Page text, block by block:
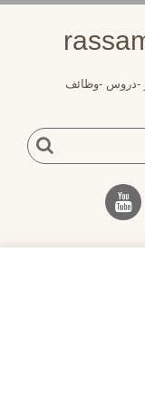
-دروس -وظائف